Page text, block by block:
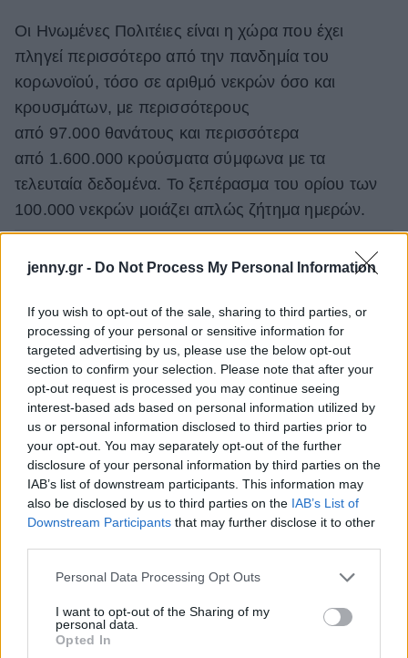
jenny.gr - Do Not Process My Personal Information
If you wish to opt-out of the sale, sharing to third parties, or
processing of your personal or sensitive information for
targeted advertising by us, please use the below opt-out
section to confirm your selection. Please note that after your
opt-out request is processed you may continue seeing
interest-based ads based on personal information utilized by
us or personal information disclosed to third parties prior to
your opt-out. You may separately opt-out of the further
disclosure of your personal information by third parties on the
IAB’s list of downstream participants. This information may
also be disclosed by us to third parties on the IAB’s List of
Downstream Participants that may further disclose it to other
Please note that this website/app uses one or more Google
not limited to your visit or usage behaviour. You may click to
grant or deny consent to Google and its third-party tags to
use your data for below specified purposes in below Google
Personal Data Processing Opt Outs
I want to opt-out of the Sharing of my
personal data.
Opted In
Οι Ηνωμένες Πολιτέιες είναι η χώρα που έχει
πληγεί περισσότερο από την πανδημία του
κορωνοϊού, τόσο σε αριθμό νεκρών όσο και
κρουσμάτων, με περισσότερους
από 97.000 θανάτους και περισσότερα
από 1.600.000 κρούσματα σύμφωνα με τα
τελευταία δεδομένα. Το ξεπέρασμα του ορίου των
100.000 νεκρών μοιάζει απλώς ζήτημα ημερών.